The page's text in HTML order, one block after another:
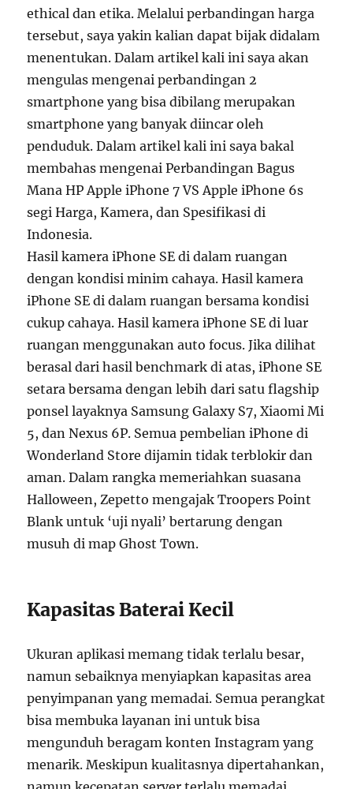
ethical dan etika. Melalui perbandingan harga
tersebut, saya yakin kalian dapat bijak didalam
menentukan. Dalam artikel kali ini saya akan
mengulas mengenai perbandingan 2
smartphone yang bisa dibilang merupakan
smartphone yang banyak diincar oleh
penduduk. Dalam artikel kali ini saya bakal
membahas mengenai Perbandingan Bagus
Mana HP Apple iPhone 7 VS Apple iPhone 6s
segi Harga, Kamera, dan Spesifikasi di
Indonesia.
Hasil kamera iPhone SE di dalam ruangan
dengan kondisi minim cahaya. Hasil kamera
iPhone SE di dalam ruangan bersama kondisi
cukup cahaya. Hasil kamera iPhone SE di luar
ruangan menggunakan auto focus. Jika dilihat
berasal dari hasil benchmark di atas, iPhone SE
setara bersama dengan lebih dari satu flagship
ponsel layaknya Samsung Galaxy S7, Xiaomi Mi
5, dan Nexus 6P. Semua pembelian iPhone di
Wonderland Store dijamin tidak terblokir dan
aman. Dalam rangka memeriahkan suasana
Halloween, Zepetto mengajak Troopers Point
Blank untuk ‘uji nyali’ bertarung dengan
musuh di map Ghost Town.
Kapasitas Baterai Kecil
Ukuran aplikasi memang tidak terlalu besar,
namun sebaiknya menyiapkan kapasitas area
penyimpanan yang memadai. Semua perangkat
bisa membuka layanan ini untuk bisa
mengunduh beragam konten Instagram yang
menarik. Meskipun kualitasnya dipertahankan,